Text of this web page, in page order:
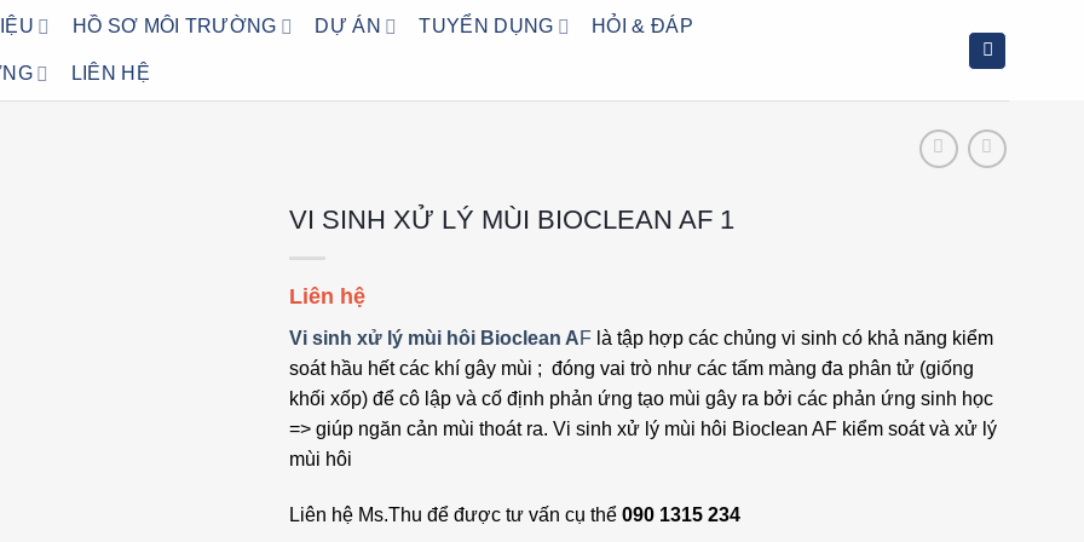
HỒ SƠ MÔI TRƯỜNG DỰ ÁN TUYỂN DỤNG HỎI & ĐÁP
LIÊN HỆ
VI SINH XỬ LÝ MÙI BIOCLEAN AF 1
Liên hệ
Vi sinh xử lý mùi hôi Bioclean AF là tập hợp các chủng vi sinh có khả năng kiểm
soát hầu hết các khí gây mùi ; đóng vai trò như các tấm màng đa phân tử (giống
khối xốp) để cô lập và cố định phản ứng tạo mùi gây ra bởi các phản ứng sinh học
=> giúp ngăn cản mùi thoát ra. Vi sinh xử lý mùi hôi Bioclean AF kiểm soát và xử lý
mùi hôi
Liên hệ Ms.Thu để được tư vấn cụ thể 090 1315 234